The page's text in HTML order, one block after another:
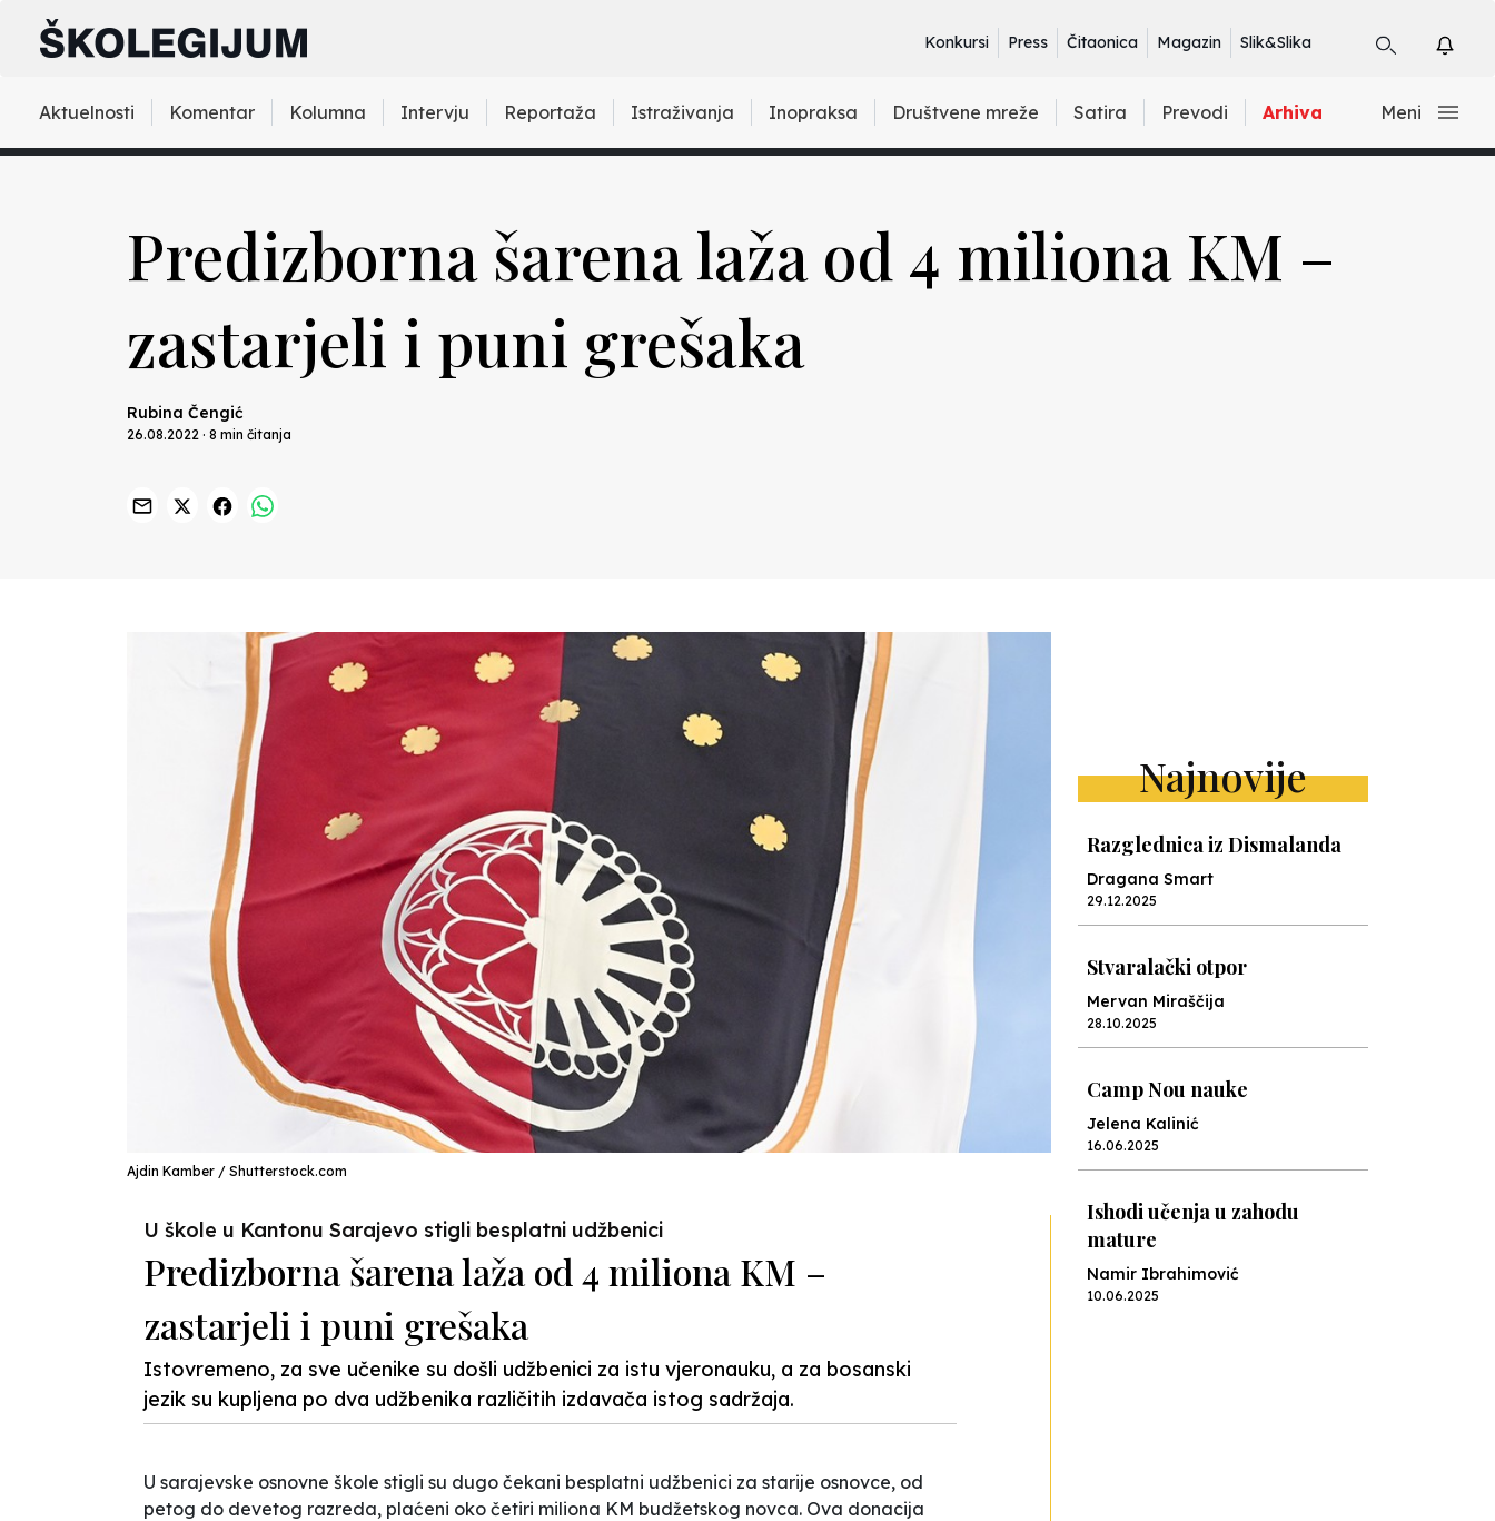
Konkursi Press Čitaonica Magazin Slik&Slika
Aktuelnosti Komentar Kolumna Intervju Reportaža Istraživanja Inopraksa Društvene mreže Satira Prevodi Arhiva Meni
Predizborna šarena laža od 4 miliona KM –
zastarjeli i puni grešaka
Rubina Čengić
26.08.2022 · 8 min čitanja
Ajdin Kamber / Shutterstock.com
U škole u Kantonu Sarajevo stigli besplatni udžbenici
Predizborna šarena laža od 4 miliona KM –
zastarjeli i puni grešaka
Istovremeno, za sve učenike su došli udžbenici za istu vjeronauku, a za bosanski
jezik su kupljena po dva udžbenika različitih izdavača istog sadržaja.
U sarajevske osnovne škole stigli su dugo čekani besplatni udžbenici za starije osnovce, od
petog do devetog razreda, plaćeni oko četiri miliona KM budžetskog novca. Ova donacija
Dragana Smart
29.12.2025
Stvaralački otpor
Mervan Miraščija
28.10.2025
Camp Nou nauke
Jelena Kalinić
16.06.2025
Ishodi učenja u zahodu
mature
Kraj školske godine, fotofiniš
Anes Osmić
04.06.2025